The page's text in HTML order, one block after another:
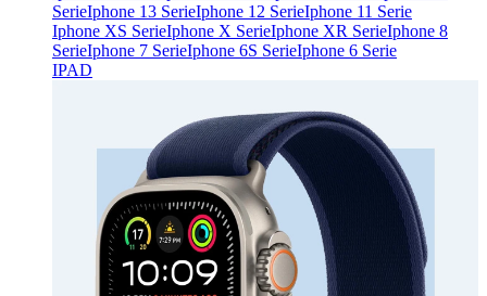
SerieIphone 13 SerieIphone 12 SerieIphone 11 Serie
Iphone XS SerieIphone X SerieIphone XR SerieIphone 8
SerieIphone 7 SerieIphone 6S SerieIphone 6 Serie
IPAD